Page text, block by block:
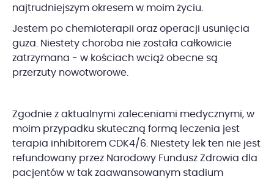
najtrudniejszym okresem w moim życiu.
Jestem po chemioterapii oraz operacji usunięcia
guza. Niestety choroba nie została całkowicie
zatrzymana - w kościach wciąż obecne są
przerzuty nowotworowe.
Zgodnie z aktualnymi zaleceniami medycznymi, w
moim przypadku skuteczną formą leczenia jest
terapia inhibitorem CDK4/6. Niestety lek ten nie jest
refundowany przez Narodowy Fundusz Zdrowia dla
pacjentów w tak zaawansowanym stadium